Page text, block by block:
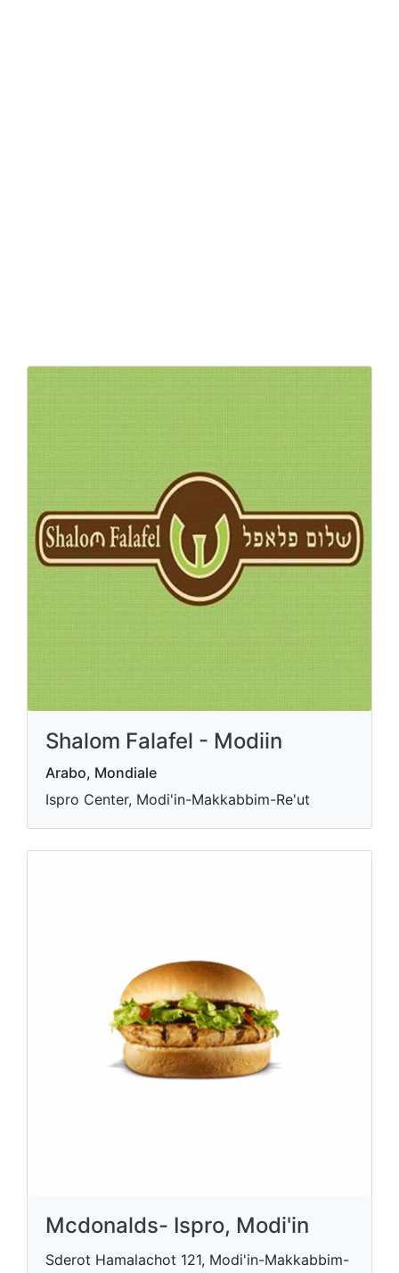
Shalom Falafel - Modiin
Arabo, Mondiale
Ispro Center, Modi'in-Makkabbim-Re'ut
Mcdonalds- Ispro, Modi'in
Sderot Hamalachot 121, Modi'in-Makkabbim-